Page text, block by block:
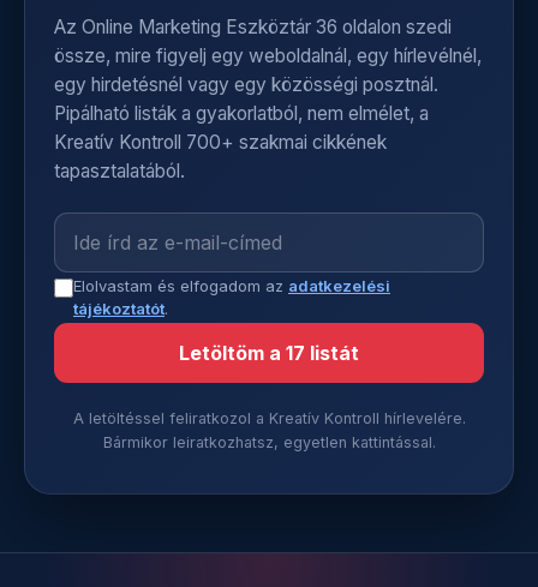
Az Online Marketing Eszköztár 36 oldalon szedi
össze, mire figyelj egy weboldalnál, egy hírlevélnél,
egy hirdetésnél vagy egy közösségi posztnál.
Pipálható listák a gyakorlatból, nem elmélet, a
Kreatív Kontroll 700+ szakmai cikkének
tapasztalatából.
Elolvastam és elfogadom az adatkezelési
tájékoztatót.
Letöltöm a 17 listát
A letöltéssel feliratkozol a Kreatív Kontroll hírlevelére.
Bármikor leiratkozhatsz, egyetlen kattintással.